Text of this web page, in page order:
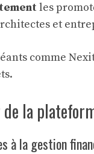
les
et
comme
la
à la gestion